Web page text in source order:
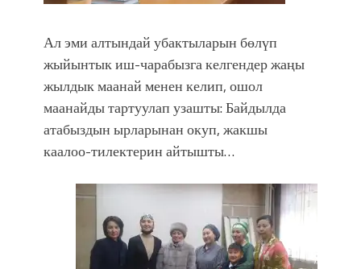
Ал эми алтындай убактыларын бөлүп
жыйынтык иш-чарабызга келгендер жаңы
жылдык маанай менен келип, ошол
маанайды тартуулап узашты: Байдылда
атабыздын ырларынан окуп, жакшы
каалоо-тилектерин айтышты…